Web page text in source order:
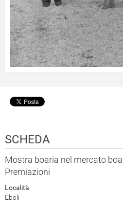
SCHEDA
Mostra boaria nel mercato
Premiazioni
Località
Eboli